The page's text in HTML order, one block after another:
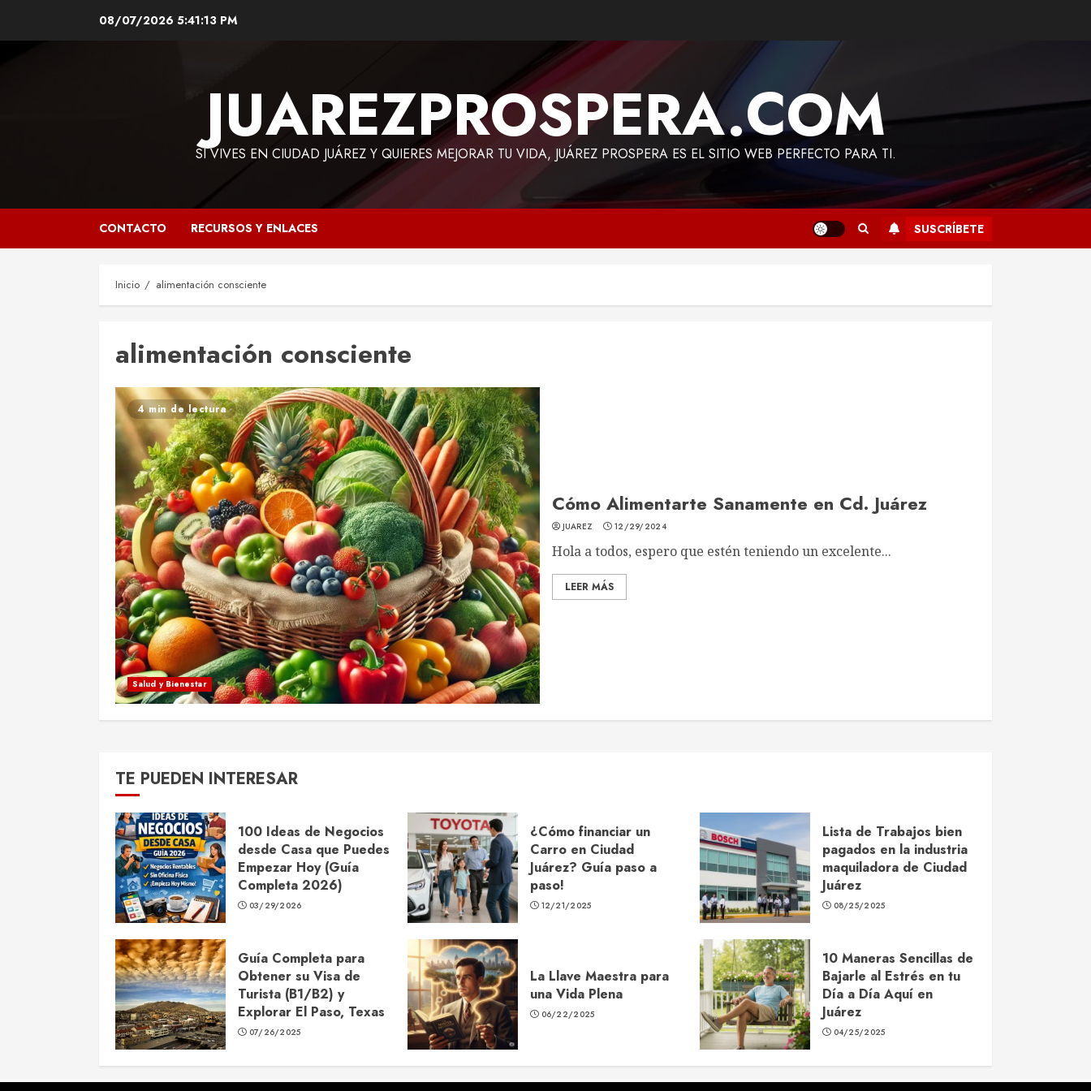
08/07/2026 5:41:13 PM
JUAREZPROSPERA.COM
SI VIVES EN CIUDAD JUÁREZ Y QUIERES MEJORAR TU VIDA, JUÁREZ PROSPERA ES EL SITIO WEB PERFECTO PARA TI.
CONTACTO RECURSOS Y ENLACES SUSCRÍBETE
Inicio alimentación consciente
alimentación consciente
4 min de lectura
Salud y Bienestar
Cómo Alimentarte Sanamente en Cd. Juárez
JUAREZ 12/29/2024
Hola a todos, espero que estén teniendo un excelente...
LEER MÁS
TE PUEDEN INTERESAR
100 Ideas de Negocios
desde Casa que Puedes
Empezar Hoy (Guía
Completa 2026)
03/29/2026
¿Cómo financiar un
Carro en Ciudad
Juárez? Guía paso a
paso!
12/21/2025
Lista de Trabajos bien
pagados en la industria
maquiladora de Ciudad
Juárez
08/25/2025
Guía Completa para
Obtener su Visa de
Turista (B1/B2) y
Explorar El Paso, Texas
07/26/2025
La Llave Maestra para
una Vida Plena
06/22/2025
10 Maneras Sencillas de
Bajarle al Estrés en tu
Día a Día Aquí en
Juárez
04/25/2025